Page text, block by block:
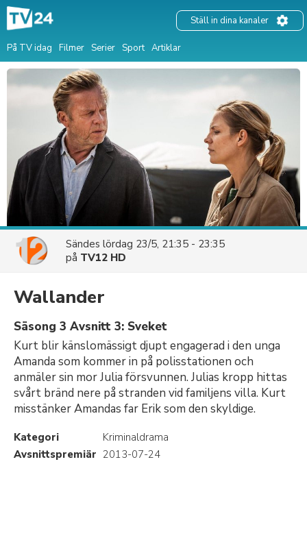
På TV idag Filmer Serier Sport Artiklar
Ställ in dina kanaler
Sändes lördag 23/5, 21:35 - 23:35
på TV12 HD
Wallander
Säsong 3 Avsnitt 3: Sveket
Kurt blir känslomässigt djupt engagerad i den unga
Amanda som kommer in på polisstationen och
anmäler sin mor Julia försvunnen. Julias kropp hittas
svårt bränd nere på stranden vid familjens villa. Kurt
misstänker Amandas far Erik som den skyldige.
Kategori
Kriminaldrama
Avsnittspremiär 2013-07-24